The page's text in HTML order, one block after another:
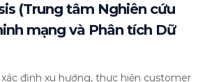
(Trung tâm Nghiên cứu
mạng và Phân tích Dữ
định xu hướng, thực hiện customer